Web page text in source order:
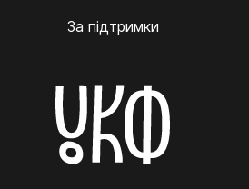
За підтримки